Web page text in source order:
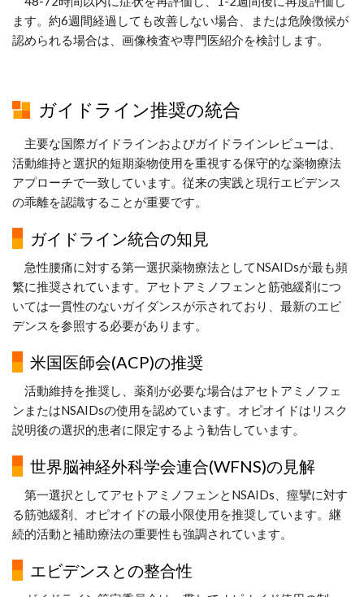
ます。約6週間経過しても改善しない場合、または危険徴候が
認められる場合は、画像検査や専門医紹介を検討します。
ガイドライン推奨の統合
主要な国際ガイドラインおよびガイドラインレビューは、
活動維持と選択的短期薬物使用を重視する保守的な薬物療法
アプローチで一致しています。従来の実践と現行エビデンス
の乖離を認識することが重要です。
ガイドライン統合の知見
急性腰痛に対する第一選択薬物療法としてNSAIDsが最も頻
繁に推奨されています。アセトアミノフェンと筋弛緩剤につ
いては一貫性のないガイダンスが示されており、最新のエビ
デンスを参照する必要があります。
米国医師会(ACP)の推奨
活動維持を推奨し、薬剤が必要な場合はアセトアミノフェ
ンまたはNSAIDsの使用を認めています。オピオイドはリスク
説明後の選択的患者に限定するよう勧告しています。
世界脳神経外科学会連合(WFNS)の見解
第一選択としてアセトアミノフェンとNSAIDs、痙攣に対す
る筋弛緩剤、オピオイドの最小限使用を推奨しています。継
続的活動と補助療法の重要性も強調されています。
エビデンスとの整合性